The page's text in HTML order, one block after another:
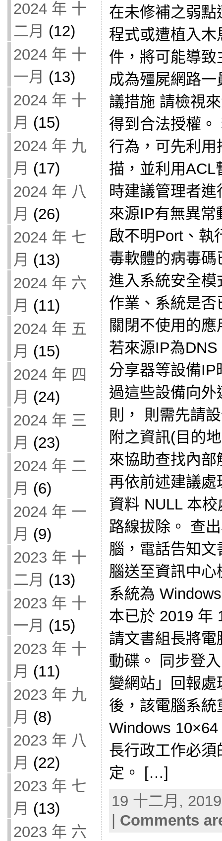
2024 年 十
二月 (12)
2024 年 十
一月 (13)
2024 年 十
月 (15)
2024 年 九
月 (17)
2024 年 八
月 (26)
2024 年 七
月 (13)
2024 年 六
月 (11)
2024 年 五
月 (15)
2024 年 四
月 (24)
2024 年 三
月 (23)
2024 年 二
月 (6)
2024 年 一
月 (9)
2023 年 十
二月 (13)
2023 年 十
一月 (15)
2023 年 十
月 (11)
2023 年 九
月 (8)
2023 年 八
月 (22)
2023 年 七
月 (13)
2023 年 六
在未修補之弱
程式或遭植入
件，將可能導
成為殭屍網路
議措施 請檢視
得到合法授權
行為，可先利
描，並利用ACL
時建議管理者
來源IP有無異常
啟不明Port、執
毒軟體的病毒
進入系統安全
作業、系統是
關閉不使用的
若來源IP為
分享器等設備IP
過這些設備向
則， 則需先請
附之資訊(目的
來協助查找內
再依前述建議
資料 NULL 本
路線拔除。 查
腦，電話告知
腦送至資訊中
系統為
本已於 2019 年
請文書組長將
動碟。 同步登
變網站」回報
後，該電腦系
Windows
長行政工作必
定。 […]
19 十二月,
| Comments